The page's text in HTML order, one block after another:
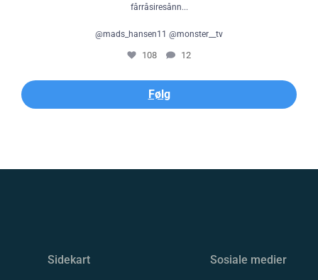
fårråsiresånn...
@mads_hansen11 @monster__tv
108 12
Følg
Sidekart Sosiale medier